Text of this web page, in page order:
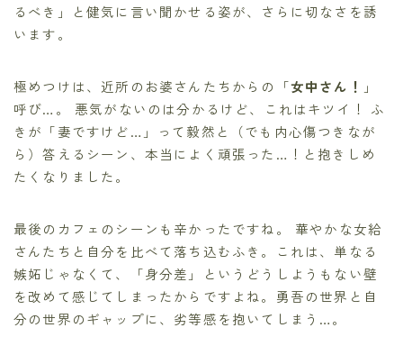
るべき」と健気に言い聞かせる姿が、さらに切なさを誘
います。
極めつけは、近所のお婆さんたちからの「女中さん！ 」
呼び…。 悪気がないのは分かるけど、これはキツイ！ ふ
きが「妻ですけど…」って毅然と（でも内心傷つきなが
ら）答えるシーン、本当によく頑張った…！と抱きしめ
たくなりました。
最後のカフェのシーンも辛かったですね。 華やかな女給
さんたちと自分を比べて落ち込むふき。これは、単なる
嫉妬じゃなくて、「身分差」というどうしようもない壁
を改めて感じてしまったからですよね。勇吾の世界と自
分の世界のギャップに、劣等感を抱いてしまう…。